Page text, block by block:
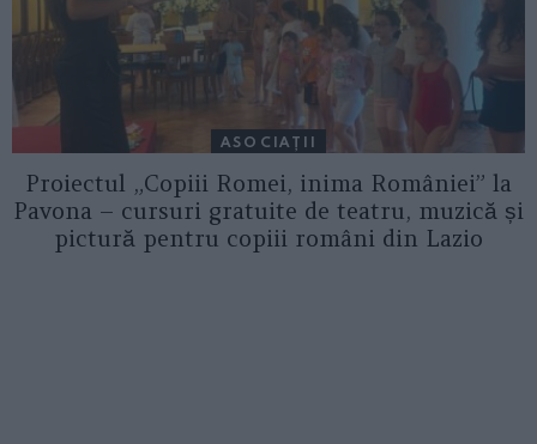
ASOCIAŢII
Proiectul „Copiii Romei, inima României” la
Pavona – cursuri gratuite de teatru, muzică și
pictură pentru copiii români din Lazio